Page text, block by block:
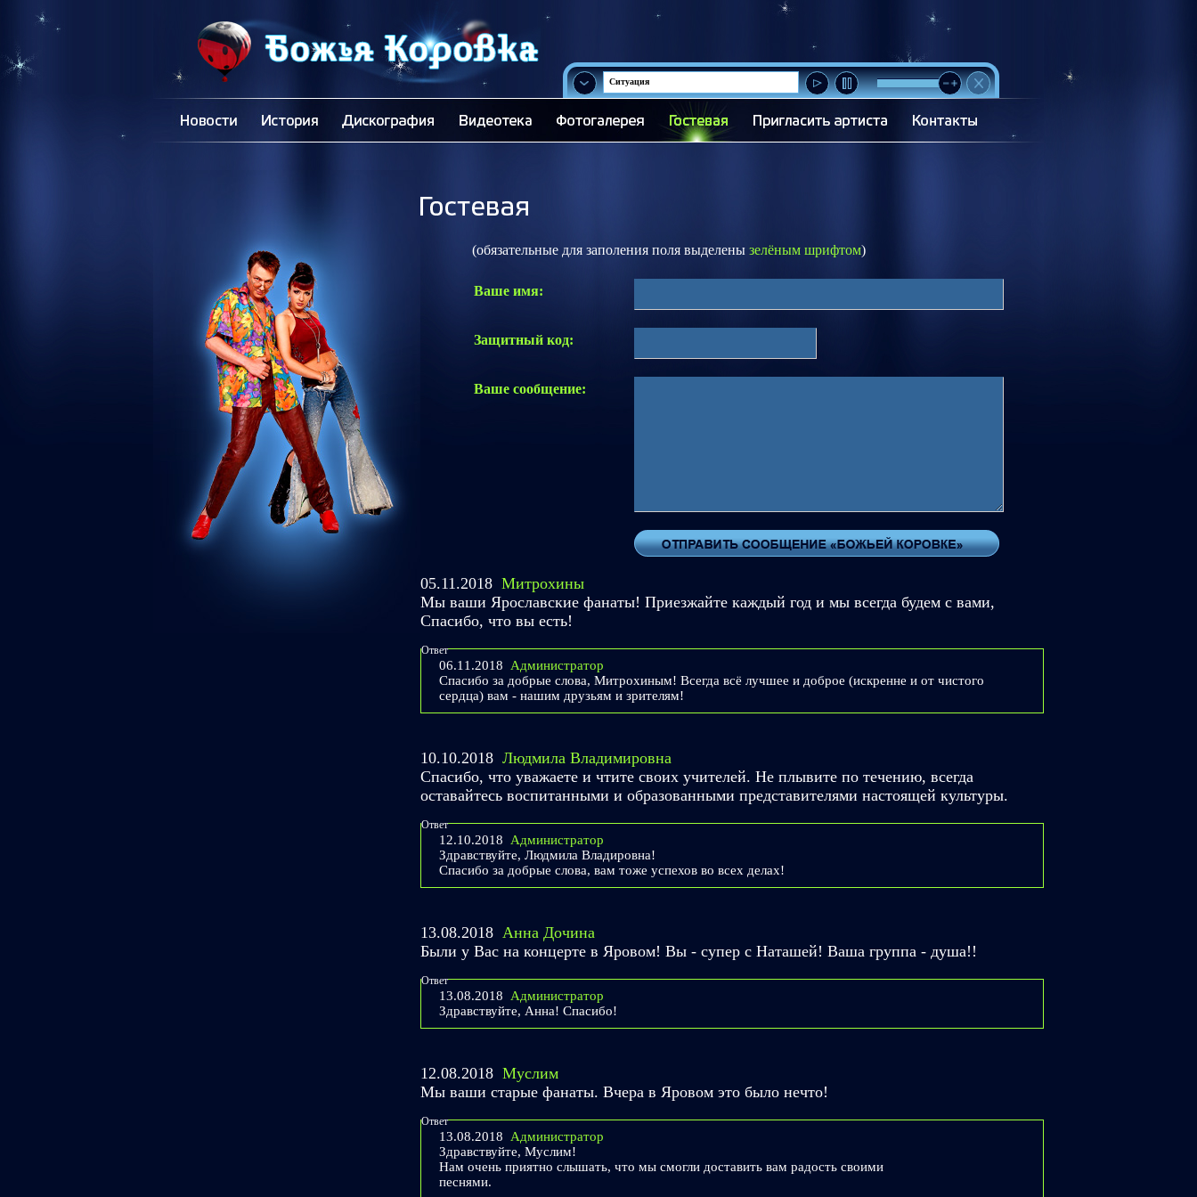
Ситуация
(обязательные для заполения поля выделены зелёным шрифтом)
Ваше имя:
Защитный код:
Ваше сообщение:
05.11.2018 Митрохины
Мы ваши Ярославские фанаты! Приезжайте каждый год и мы всегда будем с вами,
Спасибо, что вы есть!
Ответ
06.11.2018 Администратор
Спасибо за добрые слова, Митрохиным! Всегда всё лучшее и доброе (искренне и от чистого
сердца) вам - нашим друзьям и зрителям!
10.10.2018 Людмила Владимировна
Спасибо, что уважаете и чтите своих учителей. Не плывите по течению, всегда
оставайтесь воспитанными и образованными представителями настоящей культуры.
Ответ
12.10.2018 Администратор
Здравствуйте, Людмила Владировна!
Спасибо за добрые слова, вам тоже успехов во всех делах!
13.08.2018 Анна Дочина
Были у Вас на концерте в Яровом! Вы - супер с Наташей! Ваша группа - душа!!
Ответ
13.08.2018 Администратор
Здравствуйте, Анна! Спасибо!
12.08.2018 Муслим
Мы ваши старые фанаты. Вчера в Яровом это было нечто!
Ответ
13.08.2018 Администратор
Здравствуйте, Муслим!
Нам очень приятно слышать, что мы смогли доставить вам радость своими
песнями.